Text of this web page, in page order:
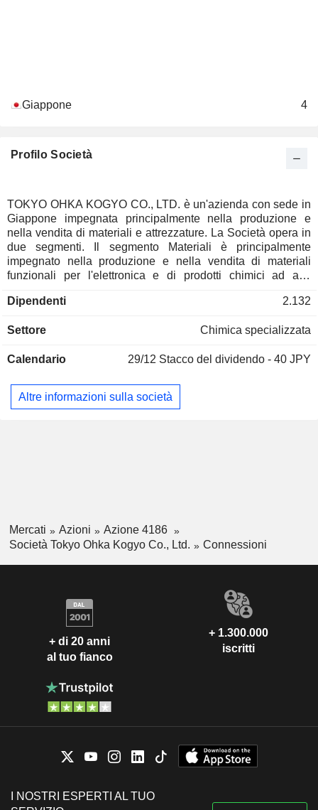
Giappone 4
Profilo Società
TOKYO OHKA KOGYO CO., LTD. è un'azienda con sede in
Giappone impegnata principalmente nella produzione e
nella vendita di materiali e attrezzature. La Società opera in
due segmenti. Il segmento Materiali è principalmente
impegnato nella produzione e nella vendita di materiali
funzionali per l'elettronica e di prodotti chimici ad alta
impegnato nella produzione, vendita e manutenzione di
display. La Società opera in Giappone, Taiwan, Corea del
Dipendenti 2.132
Settore Chimica specializzata
Calendario 29/12 Stacco del dividendo - 40 JPY
Altre informazioni sulla società
Mercati Azioni
Azione 4186
Società Tokyo Ohka Kogyo Co., Ltd.
Connessioni
+ di 20 anni
al tuo fianco
+ 1.300.000
iscritti
I NOSTRI ESPERTI AL TUO